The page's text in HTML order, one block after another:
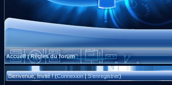
Accueil|Règles du forum
Bienvenue, Invité ! (Connexion|S'enregistrer)